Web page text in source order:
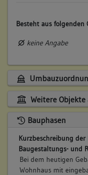
Besteht aus folgenden
keine Angabe
Weitere
Bauphasen
Kurzbeschreibung
Baugestaltungs- und
Bei dem heutigen
Wohnhaus mit